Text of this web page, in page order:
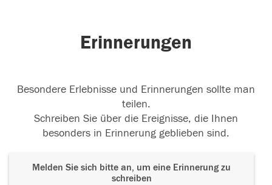
Erinnerungen
Besondere Erlebnisse und Erinnerungen sollte man
teilen.
Schreiben Sie über die Ereignisse, die Ihnen
besonders in Erinnerung geblieben sind.
Melden Sie sich bitte an, um eine Erinnerung zu
schreiben